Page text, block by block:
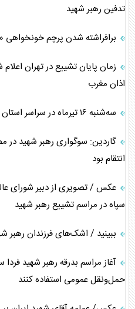
تدفین رهبر شهید
برافراشته شدن پرچم خونخواهی
زمان پایان تشییع در تهران
اذان مغرب
سه‌شنبه ۱۶ تیرماه در سراسر استان خوزستان تعطیل اعلام شد
گاردین: سوگواری رهبر شهید در
انتقام بود
عکس / تصویری از دبیر شورای
سپاه در مراسم تشییع رهبر شهید
ببینید / اشک‌های فرزندان رهبر
حمل‌ونقل عمومی استفاده کنند